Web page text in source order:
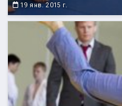
19 янв. 2015 г.